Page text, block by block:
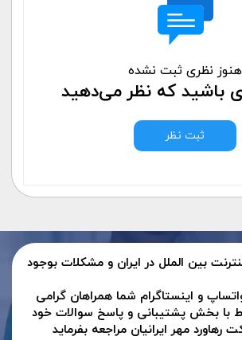
هنوز نظری ثبت نشده
باشید که نظر می‌دهید
ثبت نظر
بین الملل در ایران و مشکلات بوجود
و اینستاگرام شما همراهان گرامی
با بخش پشتیبانی و پاسخ سوالات خود
رهاورد مهر ایرانیان مراجعه بفرماید